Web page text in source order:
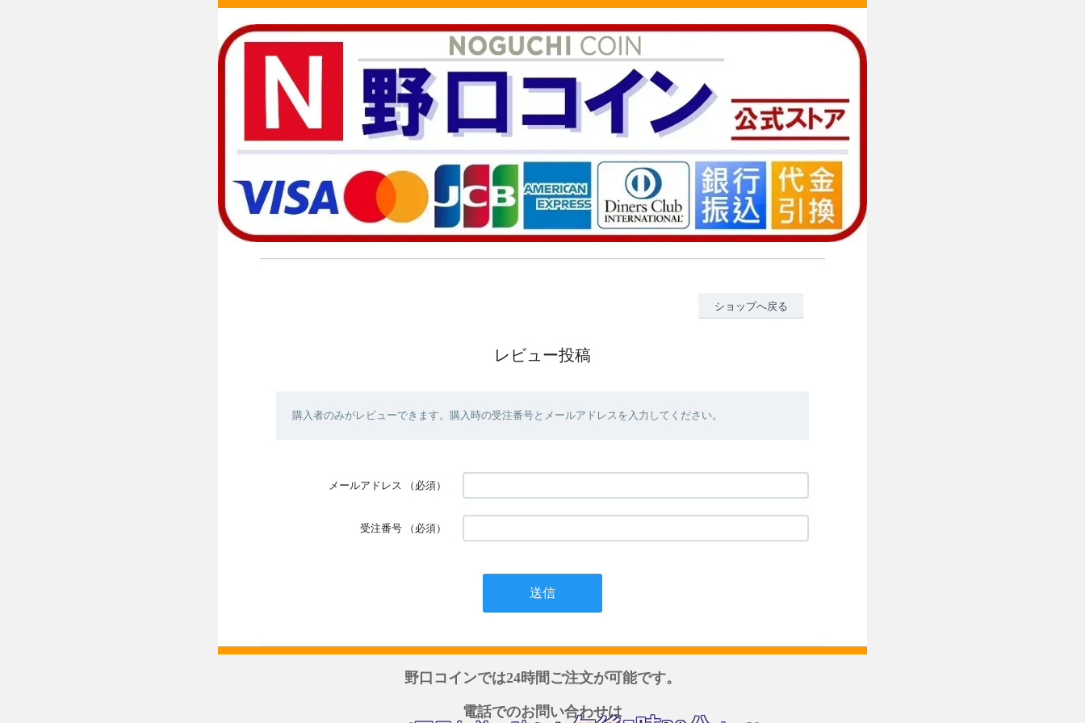
ショップへ戻る
レビュー投稿
購入者のみがレビューできます。購入時の受注番号とメールアドレスを入力してください。
メールアドレス （必須）
受注番号 （必須）
野口コインでは24時間ご注文が可能です。
電話でのお問い合わせは